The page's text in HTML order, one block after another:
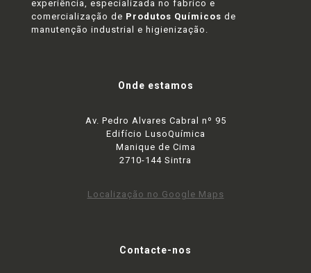
experiência, especializada no fabrico e
comercialização de Produtos Químicos de
manutenção industrial e higienização.
Onde estamos
Av. Pedro Alvares Cabral nº 95
Edifício LusoQuímica
Manique de Cima
2710-144 Sintra
Localização no Google Maps
Contacte-nos